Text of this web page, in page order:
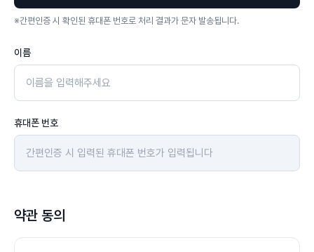
※간편인증 시 확인된 휴대폰 번호로 처리 결과가 문자 발송됩니다.
이름
휴대폰 번호
약관 동의